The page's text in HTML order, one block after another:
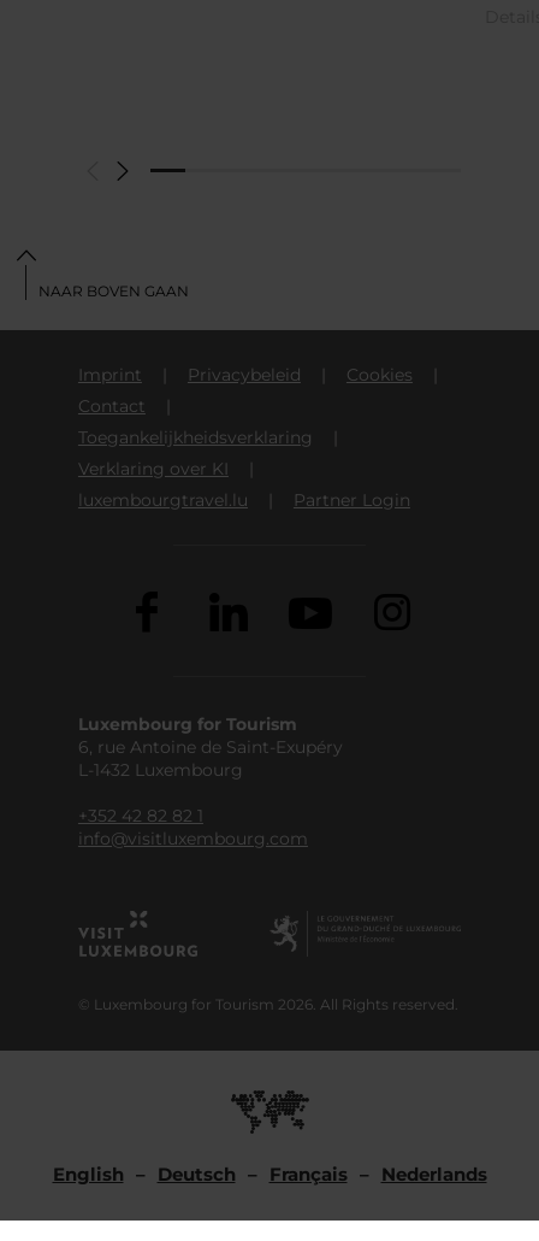
Imprint Privacybeleid
Cookies
Contact
Toegankelijkheidsverklaring
Verklaring over KI
luxembourgtravel.lu
Partner Login
Luxembourg for Tourism
6, rue Antoine de Saint-Exupéry
L-1432 Luxembourg
+352 42 82 82 1
info@visitluxembourg.com
© Luxembourg for Tourism 2026. All Rights reserved.
English Deutsch Français Nederlands
NAAR BOVEN GAAN